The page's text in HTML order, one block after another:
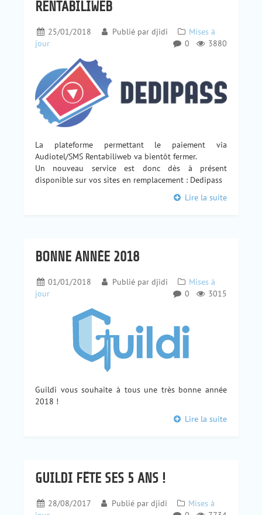
RENTABILIWEB
25/01/2018 Publié par djidi
Mises à
jour
3880
0
La plateforme permettant le paiement via
Audiotel/SMS Rentabiliweb va bientôt fermer.
Un nouveau service est donc dès à présent
disponible sur vos sites en remplacement : Dedipass
Lire la suite
BONNE ANNÉE 2018
01/01/2018 Publié par djidi
Mises à
jour
3015
0
Guildi vous souhaite à tous une très bonne année
2018 !
Lire la suite
GUILDI FÊTE SES 5 ANS !
28/08/2017 Publié par djidi
Mises à